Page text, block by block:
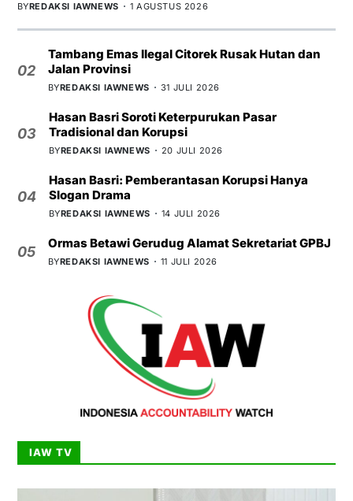
BYREDAKSI IAWNEWS 1 AGUSTUS 2026
02
Tambang Emas Ilegal Citorek Rusak Hutan dan
Jalan Provinsi
BYREDAKSI IAWNEWS 31 JULI 2026
03
Hasan Basri Soroti Keterpurukan Pasar
Tradisional dan Korupsi
BYREDAKSI IAWNEWS 20 JULI 2026
04
Hasan Basri: Pemberantasan Korupsi Hanya
Slogan Drama
BYREDAKSI IAWNEWS 14 JULI 2026
05
Ormas Betawi Gerudug Alamat Sekretariat GPBJ
BYREDAKSI IAWNEWS 11 JULI 2026
IAW TV